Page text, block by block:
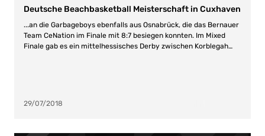
Deutsche Beachbasketball Meisterschaft in Cuxhaven
...an die Garbageboys ebenfalls aus Osnabrück, die das Bernauer
Team CeNation im Finale mit 8:7 besiegen konnten. Im Mixed
Finale gab es ein mittelhessisches Derby zwischen Korblegah
29/07/2018